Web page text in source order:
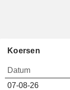
Koersen
Datum
07-08-26